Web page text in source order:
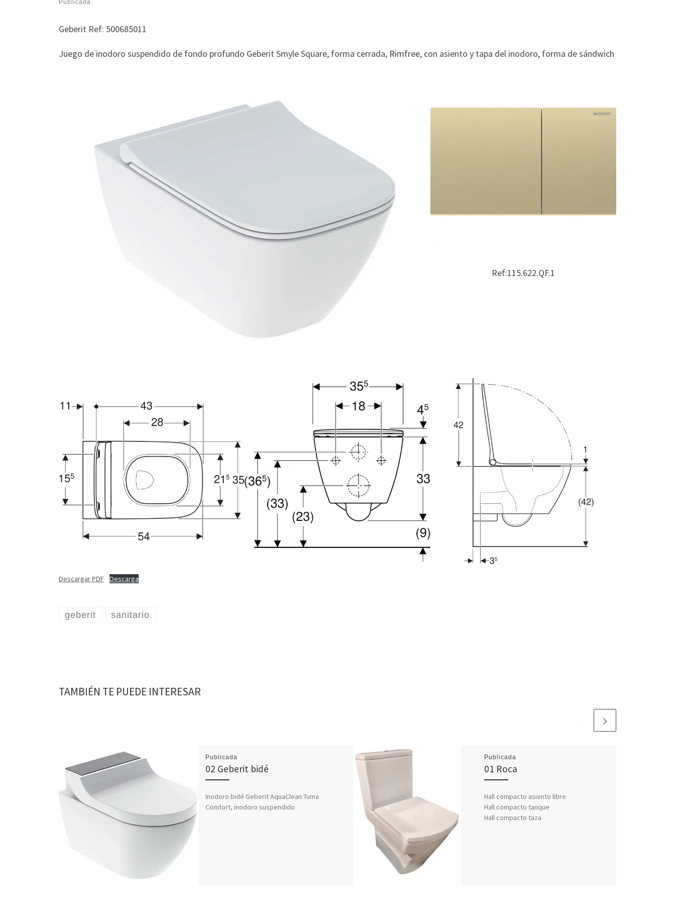
Publicada
Geberit Ref: 500685011
Juego de inodoro suspendido de fondo profundo Geberit Smyle Square, forma cerrada, Rimfree, con asiento y tapa del inodoro, forma de sándwich
Ref:115.622.QF.1
Descargar PDF Descarga
geberit sanitario
TAMBIÉN TE PUEDE INTERESAR
Publicada
02 Geberit bidé
Inodoro bidé Geberit AquaClean Tuma
Comfort, inodoro suspendido
Publicada
01 Roca
Hall compacto asiento libre
Hall compacto tanque
Hall compacto taza